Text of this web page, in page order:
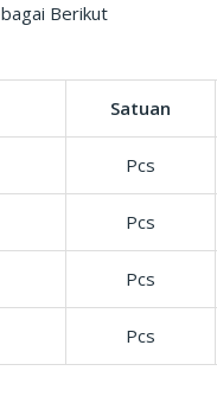
Berikut
Satuan
Pcs
Pcs
Pcs
Pcs